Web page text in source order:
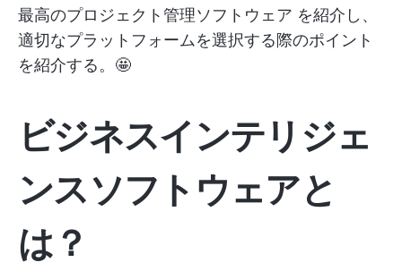
最高のプロジェクト管理ソフトウェア を紹介し、
適切なプラットフォームを選択する際のポイント
を紹介する。🤩
ビジネスインテリジェ
ンスソフトウェアと
は？